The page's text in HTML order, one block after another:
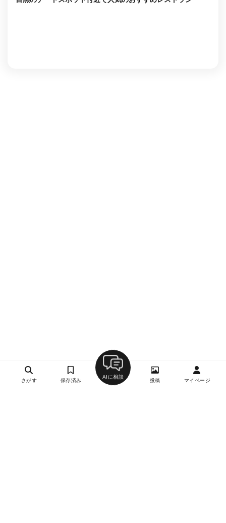
さがす 保存済み
AIに相談
投稿 マイページ